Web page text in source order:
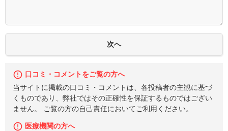
口コミ・コメントをご覧の方へ
当サイトに掲載の口コミ・コメントは、各投稿者の主観に基づ
くものであり、弊社ではその正確性を保証するものではござい
ません。 ご覧の方の自己責任においてご利用ください。
医療機関の方へ